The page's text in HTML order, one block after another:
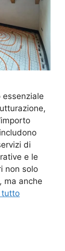
essenziale
di
e le
non solo
ma anche
tutto